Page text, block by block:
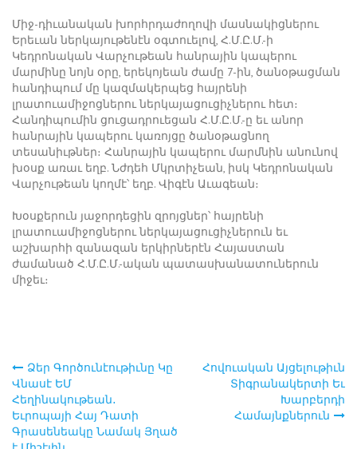
Միջ-դիւանական խորհրդաժողովի մասնակիցներու
Երեւան ներկայութենէն օգտուելով, Հ.Մ.Ը.Մ.-ի
Կեդրոնական Վարչութեան հանրային կապերու
մարմինը նոյն օրը, երեկոյեան ժամը 7-ին, ծանօթացման
հանդիպում մը կազմակերպեց հայրենի
լրատուամիջոցներու ներկայացուցիչներու հետ։
Հանդիպումին ցուցադրուեցան Հ.Մ.Ը.Մ.-ը եւ անոր
հանրային կապերու կառոյցը ծանօթացնող
տեսանիւթներ։ Հանրային կապերու մարմնին անունով
խօսք առաւ եղբ. Նժդեհ Մկրտիչեան, իսկ Կեդրոնական
Վարչութեան կողմէ՝ եղբ. Վիգէն Աւագեան։
Խօսքերուն յաջորդեցին զրոյցներ՝ հայրենի
լրատուամիջոցներու ներկայացուցիչներուն եւ
աշխարհի զանազան երկիրներէն Հայաստան
ժամանած Հ.Մ.Ը.Մ.-ական պատասխանատուներուն
միջեւ։
Post
navigation
Ձեր Գործունէութիւնը Կը
Վնասէ ԵՄ
Հեղինակութեան․
Եւրոպայի Հայ Դատի
Գրասենեակը Նամակ Յղած
Հովուական Այցելութիւն
Տիգրանակերտի Եւ
Խարբերդի
Համայնքներուն